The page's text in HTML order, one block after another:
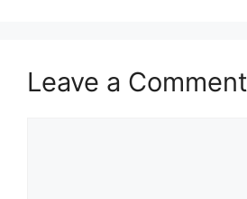
Leave a Comment